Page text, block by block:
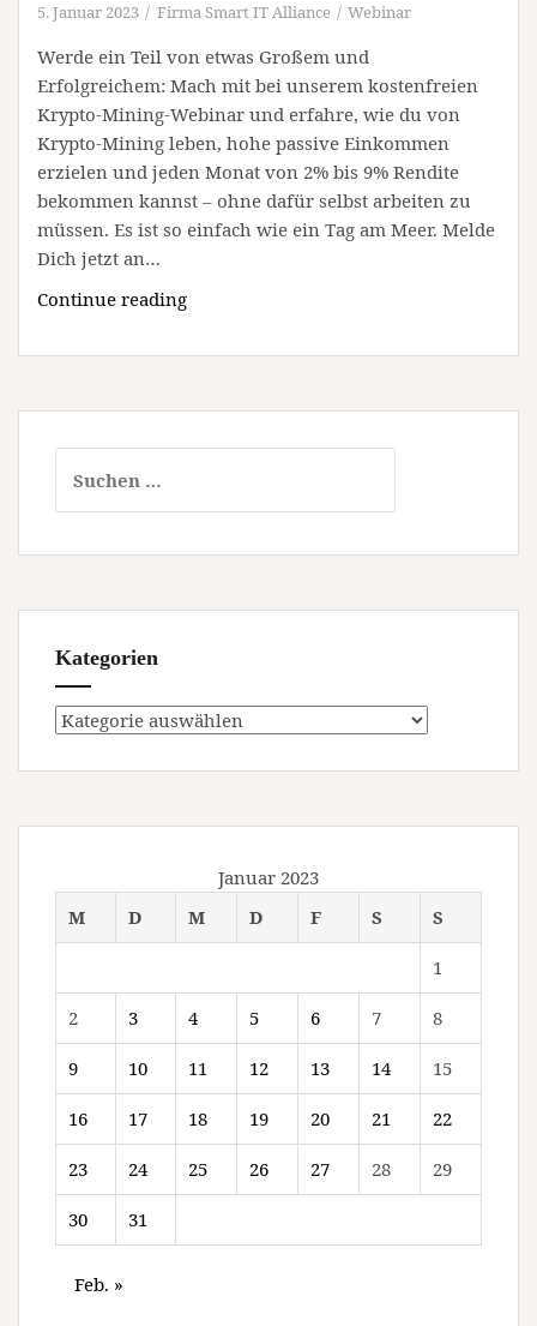
5. Januar 2023 Firma Smart IT Alliance Webinar
Werde ein Teil von etwas Großem und
Erfolgreichem: Mach mit bei unserem kostenfreien
Krypto-Mining-Webinar und erfahre, wie du von
Krypto-Mining leben, hohe passive Einkommen
erzielen und jeden Monat von 2% bis 9% Rendite
bekommen kannst – ohne dafür selbst arbeiten zu
müssen. Es ist so einfach wie ein Tag am Meer. Melde
Dich jetzt an…
Continue readingWerde
unseres
Mining
Webinars
nach:
Kategorien
Kategorien
Januar 2023
M
D M D F S S
1
2 3 4 5 6 7 8
9 10 11 12 13 14 15
16 17 18 19 20 21 22
23 24 25 26 27 28 29
30 31
Feb. »